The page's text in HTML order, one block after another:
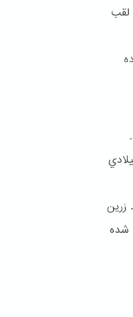
لقب
و بالاخره کمتر از شش سال بعد در ۹ جولای ۱۸۵۰ ميلادي
زرین
شده